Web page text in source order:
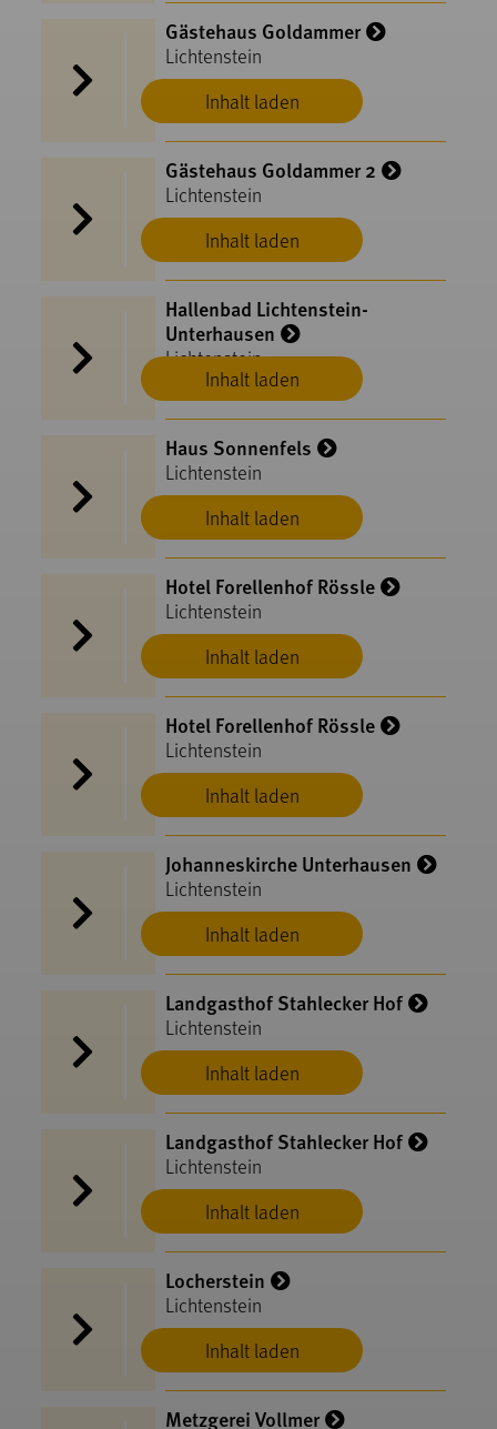
Inhalt laden
Gästehaus Goldammer
Lichtenstein
Inhalt laden
Gästehaus Goldammer 2
Lichtenstein
Inhalt laden
Hallenbad Lichtenstein-
Unterhausen
Lichtenstein
Inhalt laden
Haus Sonnenfels
Lichtenstein
Inhalt laden
Hotel Forellenhof Rössle
Lichtenstein
Inhalt laden
Hotel Forellenhof Rössle
Lichtenstein
Inhalt laden
Johanneskirche Unterhausen
Lichtenstein
Inhalt laden
Landgasthof Stahlecker Hof
Lichtenstein
Inhalt laden
Landgasthof Stahlecker Hof
Lichtenstein
Inhalt laden
Locherstein
Lichtenstein
Metzgerei Vollmer